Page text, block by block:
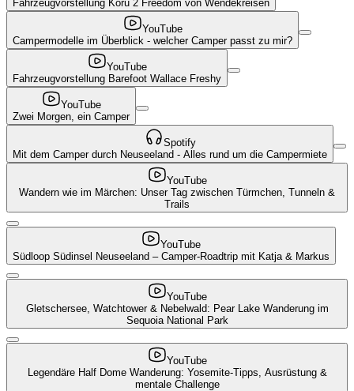
Fahrzeugvorstellung Koru 2 Freedom von Wendekreisen
YouTube
Campermodelle im Überblick - welcher Camper passt zu mir?
YouTube
Fahrzeugvorstellung Barefoot Wallace Freshy
YouTube
Zwei Morgen, ein Camper
Spotify
Mit dem Camper durch Neuseeland - Alles rund um die Campermiete
YouTube
Wandern wie im Märchen: Unser Tag zwischen Türmchen, Tunneln &
Trails
YouTube
Südloop Südinsel Neuseeland – Camper-Roadtrip mit Katja & Markus
YouTube
Gletschersee, Watchtower & Nebelwald: Pear Lake Wanderung im
Sequoia National Park
YouTube
Legendäre Half Dome Wanderung: Yosemite-Tipps, Ausrüstung &
mentale Challenge